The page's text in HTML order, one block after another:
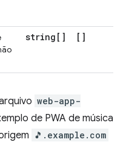
string[] []
web-app-
de PWA de música
🎵.example.com